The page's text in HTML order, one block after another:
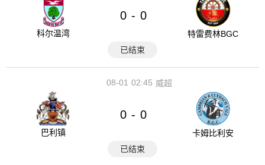
科尔温湾
0 - 0
特雷费林BGC
已结束
02:45
08-01 威超
巴利镇
0 - 0
卡姆比利安
已结束